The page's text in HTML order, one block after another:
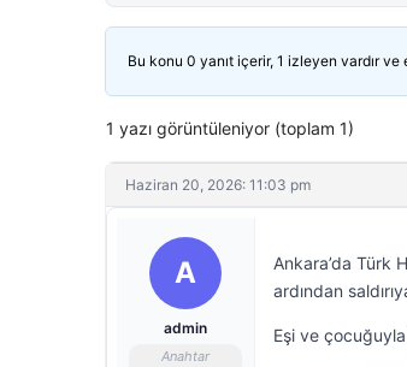
Bu konu 0 yanıt içerir, 1 izleyen vardır ve
1 yazı görüntüleniyor (toplam 1)
Haziran 20, 2026: 11:03 pm
A
admin
Anahtar
Ankara’da Türk
ardından
Eşi ve